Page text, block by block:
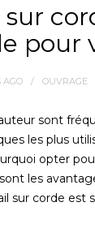
sur
pour
AGO OUVRAGE
sont
les plus
opter
les
sur corde